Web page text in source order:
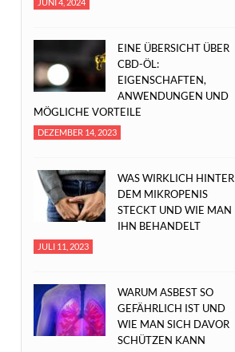
EINE ÜBERSICHT ÜBER
CBD-ÖL:
EIGENSCHAFTEN,
ANWENDUNGEN UND
MÖGLICHE VORTEILE
DEZEMBER 14, 2023
WAS WIRKLICH HINTER
DEM MIKROPENIS
STECKT UND WIE MAN
IHN BEHANDELT
JULI 11, 2023
WARUM ASBEST SO
GEFÄHRLICH IST UND
WIE MAN SICH DAVOR
SCHÜTZEN KANN